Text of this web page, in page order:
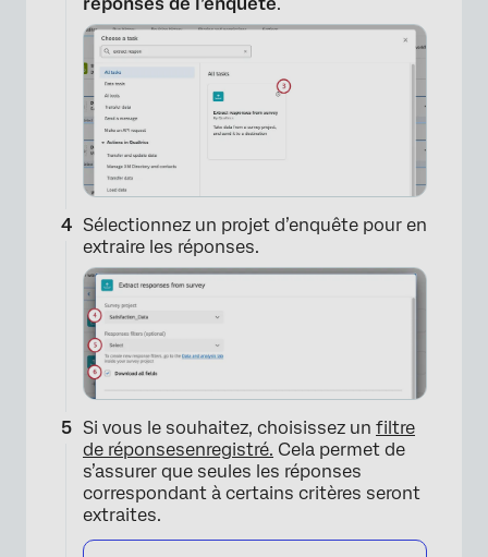
Sélectionnez un projet d’enquête pour en
extraire les réponses.
Si vous le souhaitez, choisissez un filtre
de réponsesenregistré. Cela permet de
s’assurer que seules les réponses
correspondant à certains critères seront
extraites.